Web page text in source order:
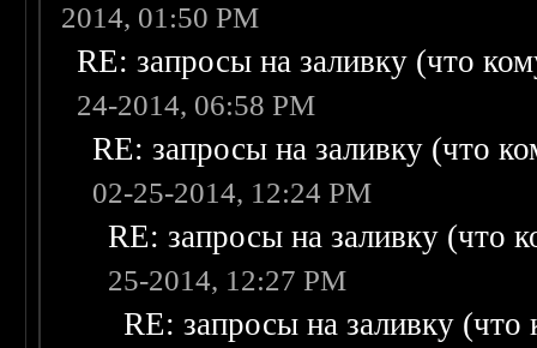
2014, 01:50 PM
RE: запросы на заливку (что
24-2014, 06:58 PM
RE: запросы на заливку (что
02-25-2014, 12:24 PM
RE: запросы на заливку (что
25-2014, 12:27 PM
RE: запросы на заливку